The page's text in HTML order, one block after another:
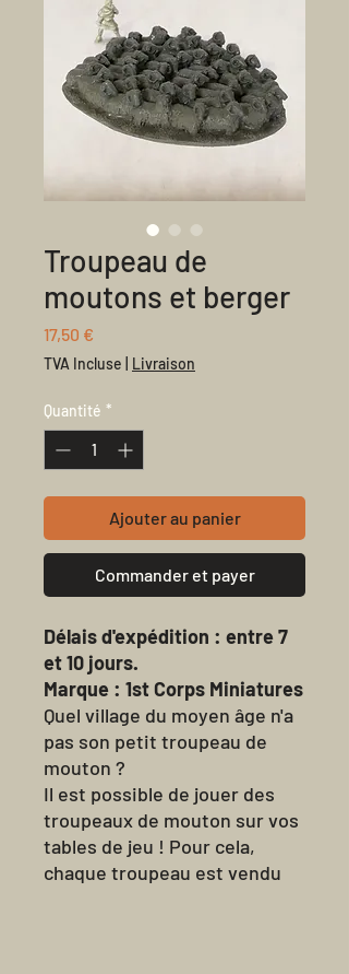
Troupeau de
moutons et berger
17,50 €
TVA Incluse Livraison
Quantité *
Ajouter au panier
Commander et payer
Délais d'expédition : entre 7
et 10 jours.
Marque : 1st Corps Miniatures
Quel village du moyen âge n'a
pas son petit troupeau de
mouton ?
Il est possible de jouer des
troupeaux de mouton sur vos
tables de jeu ! Pour cela,
chaque troupeau est vendu